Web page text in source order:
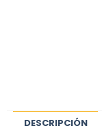
DESCRIPCIÓN